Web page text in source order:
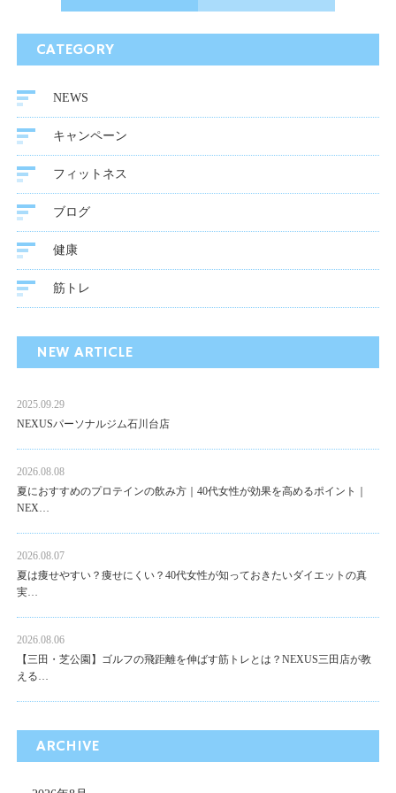
CATEGORY
NEWS
キャンペーン
フィットネス
ブログ
健康
筋トレ
NEW ARTICLE
2025.09.29
NEXUSパーソナルジム石川台店
2026.08.08
夏におすすめのプロテインの飲み方｜40代女性が効果を高めるポイント｜
NEX…
2026.08.07
夏は痩せやすい？痩せにくい？40代女性が知っておきたいダイエットの真
実…
2026.08.06
【三田・芝公園】ゴルフの飛距離を伸ばす筋トレとは？NEXUS三田店が教
える…
ARCHIVE